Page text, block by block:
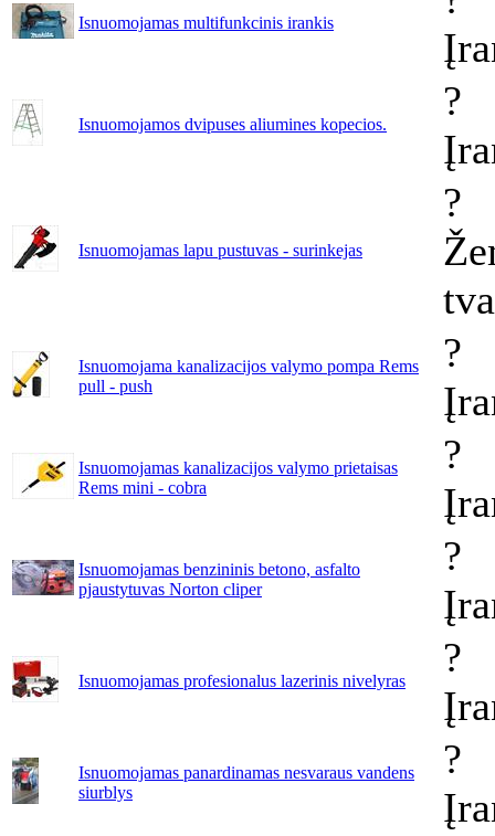
Isnuomojamas multifunkcinis irankis
Isnuomojamos dvipuses aliumines kopecios.
?
Isnuomojamas lapu pustuvas - surinkejas
?
Isnuomojama kanalizacijos valymo pompa Rems
pull - push
?
Isnuomojamas kanalizacijos valymo prietaisas
Rems mini - cobra
?
Isnuomojamas benzininis betono, asfalto
pjaustytuvas Norton cliper
?
Isnuomojamas profesionalus lazerinis nivelyras
?
Isnuomojamas panardinamas nesvaraus vandens
siurblys
?